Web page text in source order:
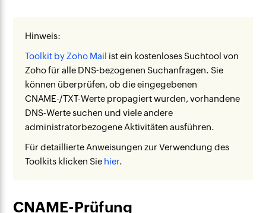
Hinweis:
Toolkit by Zoho Mail ist ein kostenloses Suchtool von
Zoho für alle DNS-bezogenen Suchanfragen. Sie
können überprüfen, ob die eingegebenen
CNAME-/TXT-Werte propagiert wurden, vorhandene
DNS-Werte suchen und viele andere
administratorbezogene Aktivitäten ausführen.
Für detaillierte Anweisungen zur Verwendung des
Toolkits klicken Sie hier.
CNAME-Prüfung